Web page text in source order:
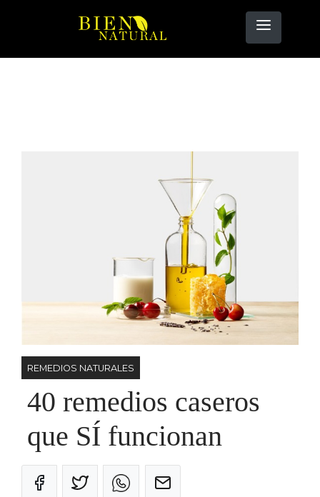
REMEDIOS NATURALES
40 remedios caseros
que SÍ funcionan